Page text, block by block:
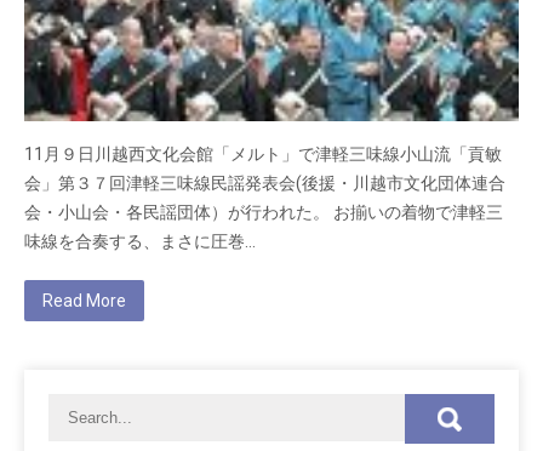
11月９日川越西文化会館「メルト」で津軽三味線小山流「貢敏
会」第３７回津軽三味線民謡発表会(後援・川越市文化団体連合
会・小山会・各民謡団体）が行われた。 お揃いの着物で津軽三
味線を合奏する、まさに圧巻…
Read More